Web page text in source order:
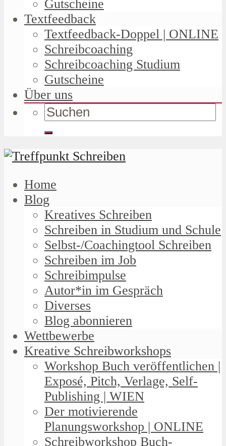
Gutscheine
Textfeedback
Textfeedback-Doppel | ONLINE
Schreibcoaching
Schreibcoaching Studium
Gutscheine
Über uns
Home
Blog
Kreatives Schreiben
Schreiben in Studium und Schule
Selbst-/Coachingtool Schreiben
Schreiben im Job
Schreibimpulse
Autor*in im Gespräch
Diverses
Blog abonnieren
Wettbewerbe
Kreative Schreibworkshops
Workshop Buch veröffentlichen |
Exposé, Pitch, Verlage, Self-
Publishing | WIEN
Der motivierende
Planungsworkshop | ONLINE
Schreibworkshop Buch-